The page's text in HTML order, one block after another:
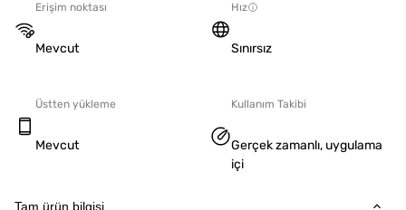
Erişim noktası
Mevcut
Hız
Sınırsız
Üstten yükleme
Mevcut
Kullanım Takibi
Gerçek zamanlı, uygulama
içi
Tam ürün bilgisi